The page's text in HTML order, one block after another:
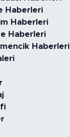
Haberleri
Haberleri
Haberleri
Haberleri